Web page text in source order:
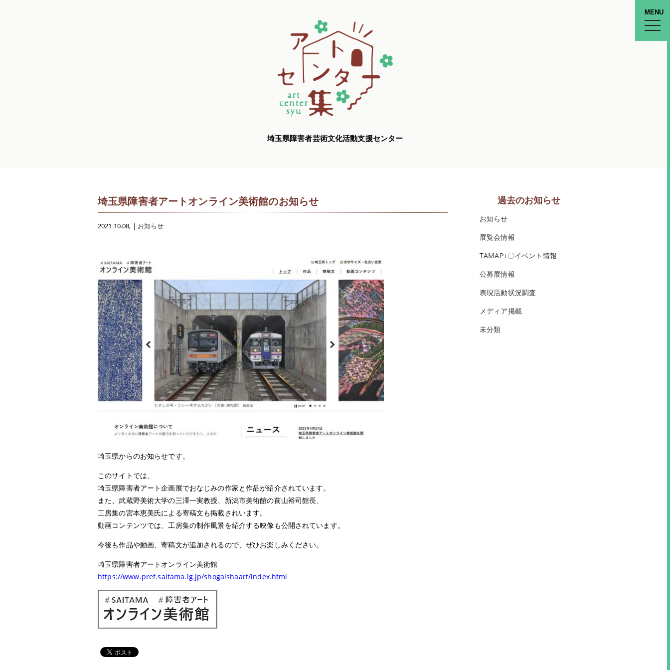
埼玉県障害者芸術文化活動支援センター
MENU
toggle
埼玉県障害者アートオンライン美術館のお知らせ
2021.10.08, | お知らせ
埼玉県からのお知らせです。
このサイトでは、
埼玉県障害者アート企画展でおなじみの作家と作品が紹介されています。
また、武蔵野美術大学の三澤一実教授、新潟市美術館の前山裕司館長、
工房集の宮本恵美氏による寄稿文も掲載されいます。
動画コンテンツでは、工房集の制作風景を紹介する映像も公開されています。
今後も作品や動画、寄稿文が追加されるので、ぜひお楽しみください。
埼玉県障害者アートオンライン美術館
https://www.pref.saitama.lg.jp/shogaishaart/index.html
過去のお知らせ
お知らせ
展覧会情報
TAMAP±〇イベント情報
公募展情報
表現活動状況調査
メディア掲載
未分類